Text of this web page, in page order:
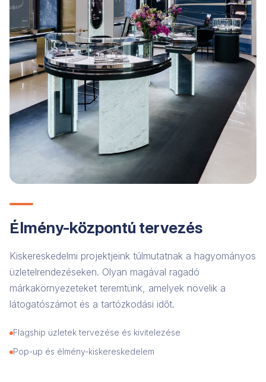
Élmény-központú tervezés
Kiskereskedelmi projektjeink túlmutatnak a hagyományos
üzletelrendezéseken. Olyan magával ragadó
márkakörnyezeteket teremtünk, amelyek növelik a
látogatószámot és a tartózkodási időt.
Flagship üzletek tervezése és kivitelezése
Pop-up és élmény-kiskereskedelem